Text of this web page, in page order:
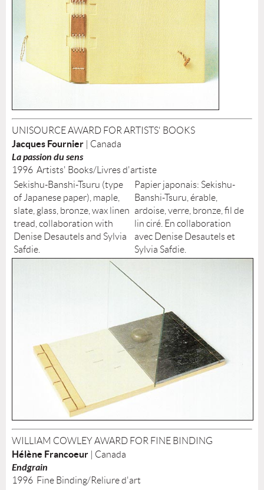
UNISOURCE AWARD FOR ARTISTS' BOOKS
Jacques Fournier | Canada
La passion du sens
1996 Artists' Books/Livres d'artiste
Sekishu-Banshi-Tsuru (type
of Japanese paper), maple,
slate, glass, bronze, wax linen
tread, collaboration with
Denise Desautels and Sylvia
Safdie.
Papier japonais: Sekishu-
Banshi-Tsuru, érable,
ardoise, verre, bronze, fil de
lin ciré. En collaboration
avec Denise Desautels et
Sylvia Safdie.
WILLIAM COWLEY AWARD FOR FINE BINDING
Hélène Francoeur | Canada
Endgrain
1996 Fine Binding/Reliure d'art